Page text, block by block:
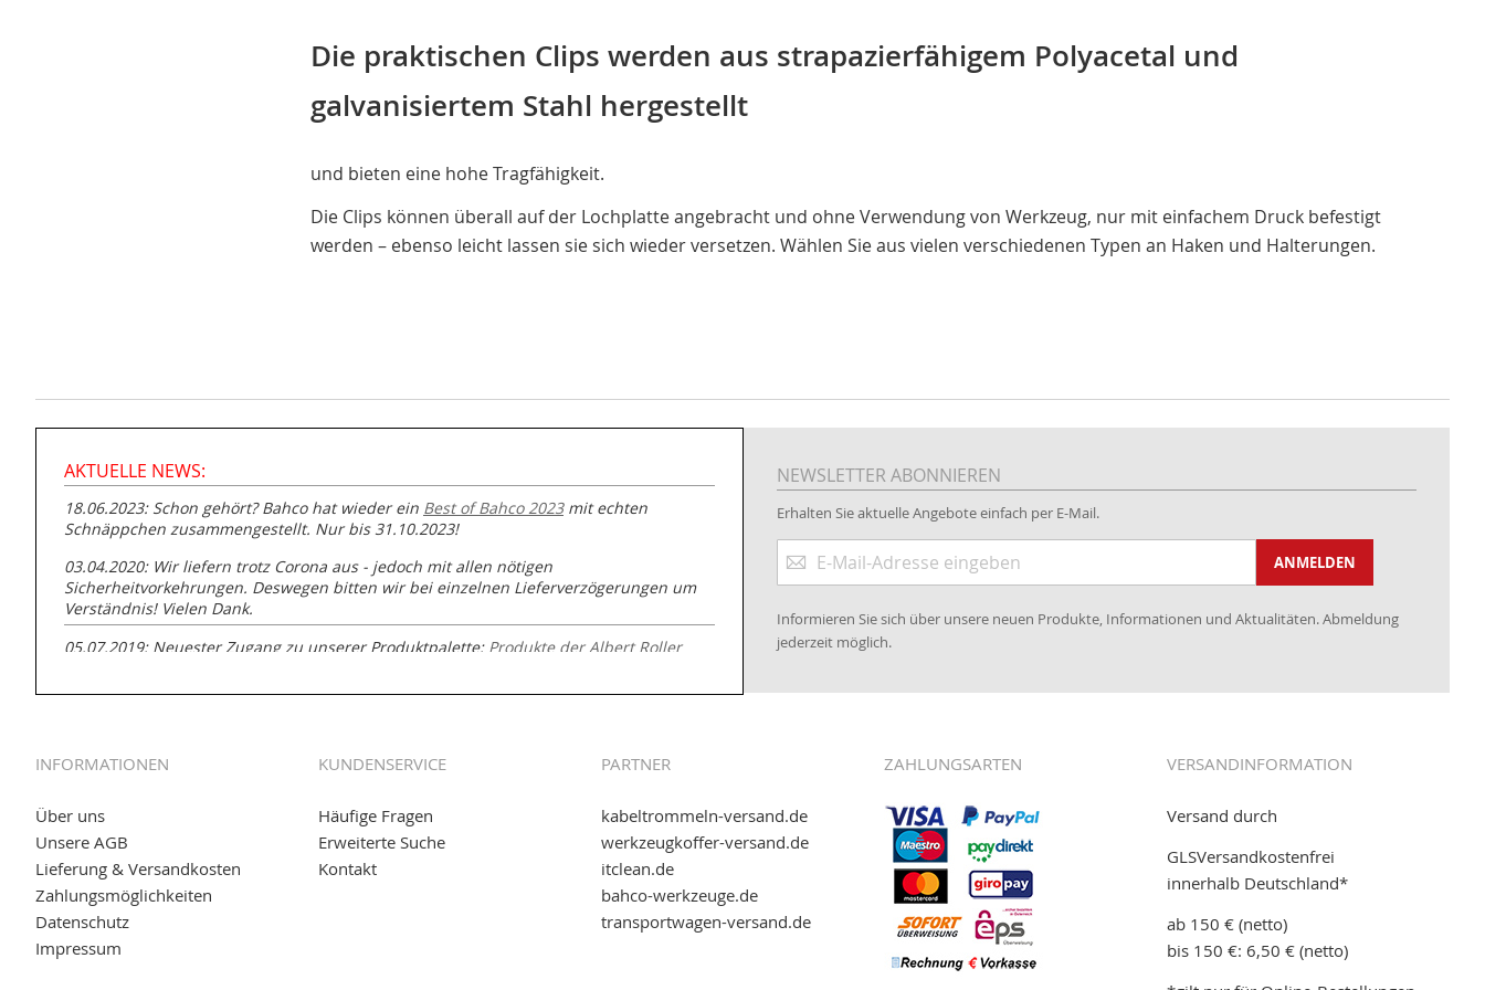
Die praktischen Clips werden aus strapazierfähigem Polyacetal und
galvanisiertem Stahl hergestellt
und bieten eine hohe Tragfähigkeit.
Die Clips können überall auf der Lochplatte angebracht und ohne Verwendung von Werkzeug, nur mit einfachem Druck befestigt
werden – ebenso leicht lassen sie sich wieder versetzen. Wählen Sie aus vielen verschiedenen Typen an Haken und Halterungen.
AKTUELLE NEWS:
18.06.2023: Schon gehört? Bahco hat wieder ein Best of Bahco 2023mit echten
Schnäppchen zusammengestellt. Nur bis 31.10.2023!
03.04.2020: Wir liefern trotz Corona aus - jedoch mit allen nötigen
Sicherheitvorkehrungen. Deswegen bitten wir bei einzelnen Lieferverzögerungen um
Verständnis! Vielen Dank.
05.07.2019: Neuester Zugang zu unserer Produktpalette: Produkte der Albert Roller
04.11.2018: Überarbeitung der Corporate Identity (CI)
- Zahlung per paydirekt
16.01.2017:
- Visa & MasterCard (inkl. Maestro)
12.01.2017: JETZT NEU- giropay, SOFORT-Überweisung sowie eps (PAYONE)
05.09.2016: NEUE Topseller bei
11.08.2016: Gerade entsteht unser "neuer" Partnershop
NEWSLETTER ABONNIEREN
Erhalten Sie aktuelle Angebote einfach per E-Mail.
zum
ANMELDEN
Informieren Sie sich über unsere neuen Produkte, Informationen und Aktualitäten. Abmeldung
jederzeit möglich.
INFORMATIONEN
Über uns
Unsere AGB
Lieferung & Versandkosten
Zahlungsmöglichkeiten
Datenschutz
Impressum
KUNDENSERVICE
Häufige Fragen
Erweiterte Suche
Kontakt
PARTNER
kabeltrommeln-versand.de
werkzeugkoffer-versand.de
itclean.de
bahco-werkzeuge.de
transportwagen-versand.de
ZAHLUNGSARTEN VERSANDINFORMATION
Versand durch
GLSVersandkostenfrei
innerhalb Deutschland*
ab 150 € (netto)
bis 150 €: 6,50 € (netto)